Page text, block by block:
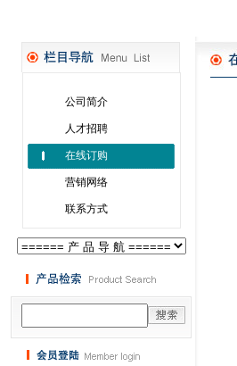
公司简介
人才招聘
在线订购
营销网络
联系方式